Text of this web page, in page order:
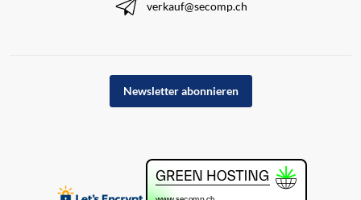
verkauf@secomp.ch
Newsletter abonnieren